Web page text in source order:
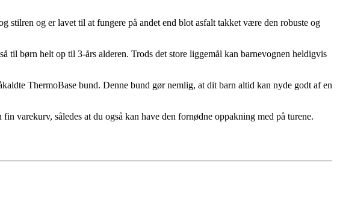
og er lavet til at fungere på andet end blot asfalt takket være den robuste og
til børn helt op til 3-års alderen. Trods det store liggemål kan barnevognen heldigvis
ThermoBase bund. Denne bund gør nemlig, at dit barn altid kan nyde godt af en
varekurv, således at du også kan have den fornødne oppakning med på turene.